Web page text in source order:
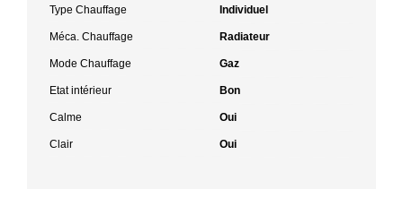
Type Chauffage Individuel
Méca. Chauffage Radiateur
Mode Chauffage Gaz
Etat intérieur Bon
Calme Oui
Clair Oui